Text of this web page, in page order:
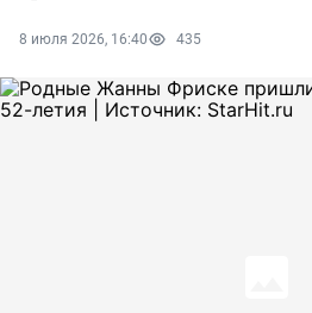
8 июля 2026, 16:40 435